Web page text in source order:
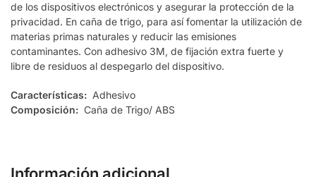
de los dispositivos electrónicos y asegurar la protección de la
privacidad. En caña de trigo, para así fomentar la utilización de
materias primas naturales y reducir las emisiones
contaminantes. Con adhesivo 3M, de fijación extra fuerte y
libre de residuos al despegarlo del dispositivo.
Características: Adhesivo
Composición: Caña de Trigo/ ABS